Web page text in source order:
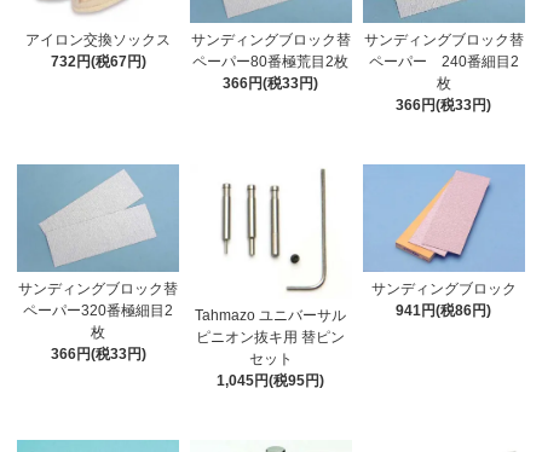
アイロン交換ソックス
732円(税67円)
サンディングブロック替
ペーパー80番極荒目2枚
366円(税33円)
サンディングブロック替
ペーパー 240番細目2
枚
366円(税33円)
サンディングブロック替
ペーパー320番極細目2
枚
366円(税33円)
Tahmazo ユニバーサル
ピニオン抜キ用 替ピン
セット
1,045円(税95円)
サンディングブロック
941円(税86円)